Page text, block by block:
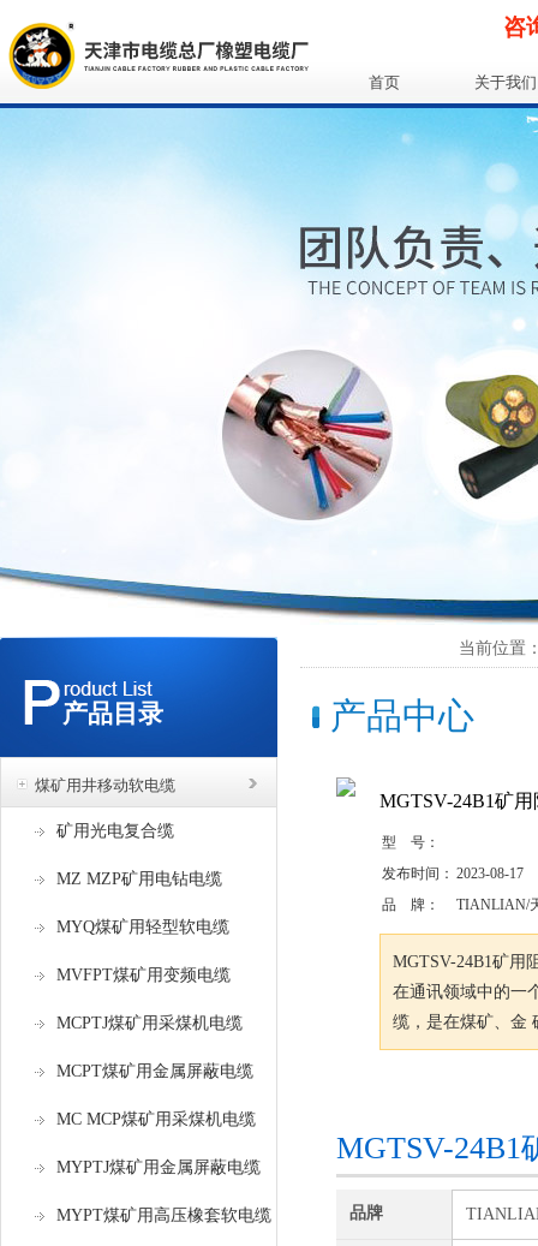
咨
首页 关于我们
产品目录
煤矿用井移动软电缆
矿用光电复合缆
MZ MZP矿用电钻电缆
MYQ煤矿用轻型软电缆
MVFPT煤矿用变频电缆
MCPTJ煤矿用采煤机电缆
MCPT煤矿用金属屏蔽电缆
MC MCP煤矿用采煤机电缆
MYPTJ煤矿用金属屏蔽电缆
MYPT煤矿用高压橡套软电缆
当前位置
产品中心
MGTSV-24B1矿
型 号：
发布时间： 2023-08-17
品 牌：
TIANLIAN/
MGTSV-24B1矿用
在通讯领域中的一
缆，是在煤矿、金
MGTSV-24B1
品牌